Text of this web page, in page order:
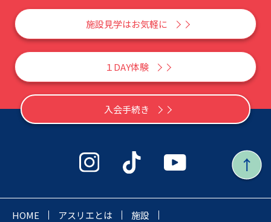
施設見学はお気軽に
１DAY体験
入会手続き
HOME アスリエとは
施設